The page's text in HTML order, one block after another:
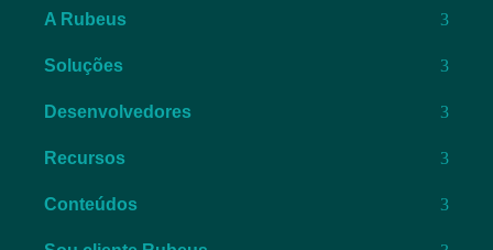
A Rubeus
Soluções
Desenvolvedores
Recursos
Conteúdos